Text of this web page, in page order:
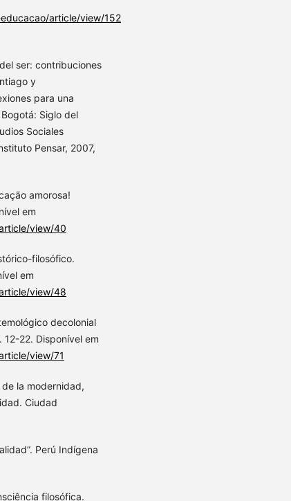
article/view/152
ser: contribuciones
y
para una
Siglo del
Sociales
Pensar, 2007,
amorosa!
em
view/40
filosófico.
em
view/48
decolonial
22. Disponível em
view/71
la modernidad,
Ciudad
Perú Indígena
filosófica.